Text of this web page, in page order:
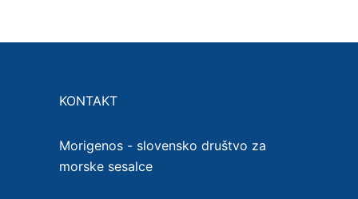
KONTAKT
Morigenos - slovensko društvo za
morske sesalce